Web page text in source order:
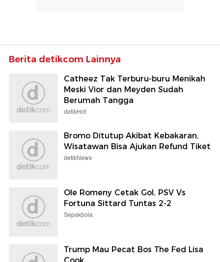
Berita detikcom Lainnya
Catheez Tak Terburu-buru Menikah
Meski Vior dan Meyden Sudah
Berumah Tangga
detikHot
Bromo Ditutup Akibat Kebakaran,
Wisatawan Bisa Ajukan Refund Tiket
detikNews
Ole Romeny Cetak Gol, PSV Vs
Fortuna Sittard Tuntas 2-2
Sepakbola
Trump Mau Pecat Bos The Fed Lisa